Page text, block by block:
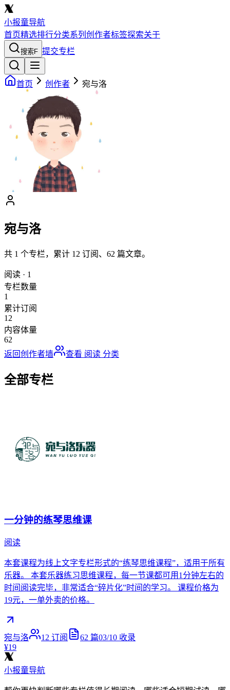
小报童导航
首页精选排行分类系列 创作者标签探索关于
搜索F 提交专栏
首页 创作者 宛与洛
宛与洛
共 1 个专栏，累计 12 订阅、 62 篇文章。
阅读 · 1
专栏数量
1
累计订阅
12
内容体量
62
返回创作者墙
查看 阅读 分类
全部专栏
一分钟的练琴思维课
阅读
本套课程为线上文字专栏形式的“练琴思维课程”，适用于所有
乐器。 本套乐器练习思维课程，每一节课都可用1分钟左右的
时间阅读完毕，非常适合“碎片化”时间的学习。 课程价格为
19元，一单外卖的价格。
宛与洛 12 订阅 62 篇03/10 收录
¥19
小报童导航